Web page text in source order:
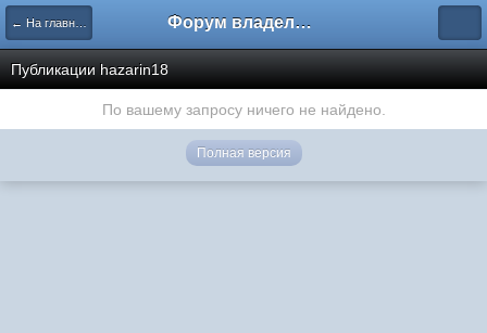
← На главную Форум владельцев интернет-магазинов
Публикации hazarin18
По вашему запросу ничего не найдено.
Полная версия